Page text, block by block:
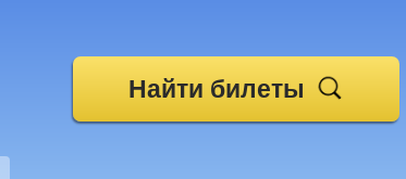
Найти билеты